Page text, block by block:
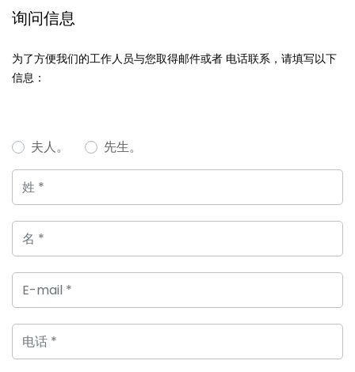
询问信息
为了方便我们的工作人员与您取得邮件或者 电话联系，请填写以下
信息：
夫人。 先生。